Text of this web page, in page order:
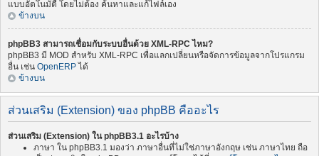
แบบอัตโนมัตื โดยไม่ต้อง ค้นหาและแก้ไฟล์เอง
ข้างบน
phpBB3 สามารถเชื่อมกับระบบอื่นด้วย XML-RPC ไหม?
phpBB3 มี MOD สำหรับ XML-RPC เพื่อแลกเปลี่ยนหรือจัดการข้อมูลจากโปรแกรม
อื่น เช่น OpenERP ได้
ข้างบน
ส่วนเสริม (Extension) ของ phpBB คืออะไร
ส่วนเสริม (Extension) ใน phpBB3.1 อะไรบ้าง
ภาษา ใน phpBB3.1 มองว่า ภาษาอื่นที่ไม่ใช่ภาษาอังกฤษ เช่น ภาษาไทย ถือ